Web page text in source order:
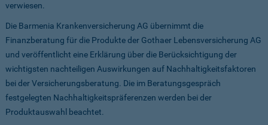
verwiesen.
Die Barmenia Krankenversicherung AG übernimmt die
Finanzberatung für die Produkte der Gothaer Lebensversicherung AG
und veröffentlicht eine Erklärung über die Berücksichtigung der
wichtigsten nachteiligen Auswirkungen auf Nachhaltigkeitsfaktoren
bei der Versicherungsberatung. Die im Beratungsgespräch
festgelegten Nachhaltigkeitspräferenzen werden bei der
Produktauswahl beachtet.